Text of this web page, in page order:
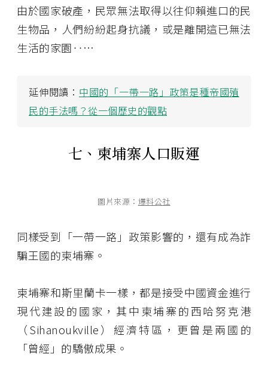
由於國家破產，民眾無法取得以往仰賴進口的民
生物品，人們紛紛起身抗議，或是離開這已無法
生活的家園‥…
延伸閱讀： 中國的「一帶一路」政策是種帝國殖
民的手法嗎？從一個歷史的觀點
七、柬埔寨人口販運
圖片來源： 爆料公社
同樣受到「一帶一路」政策影響的，還有成為詐
騙王國的柬埔寨。
柬埔寨和斯里蘭卡一樣，都是接受中國資金進行
現代建設的國家，其中柬埔寨的西哈努克港
（Sihanoukville）經濟特區，更曾是兩國的
「曾經」的驕傲成果。